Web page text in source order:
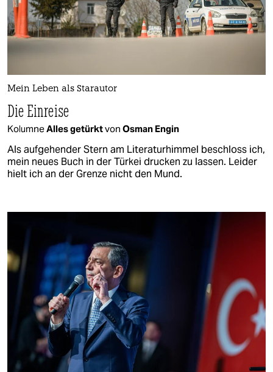
Mein Leben als Starautor
Die Einreise
KolumneAlles getürktvon Osman Engin
Als aufgehender Stern am Literaturhimmel beschloss ich,
mein neues Buch in der Türkei drucken zu lassen. Leider
hielt ich an der Grenze nicht den Mund.